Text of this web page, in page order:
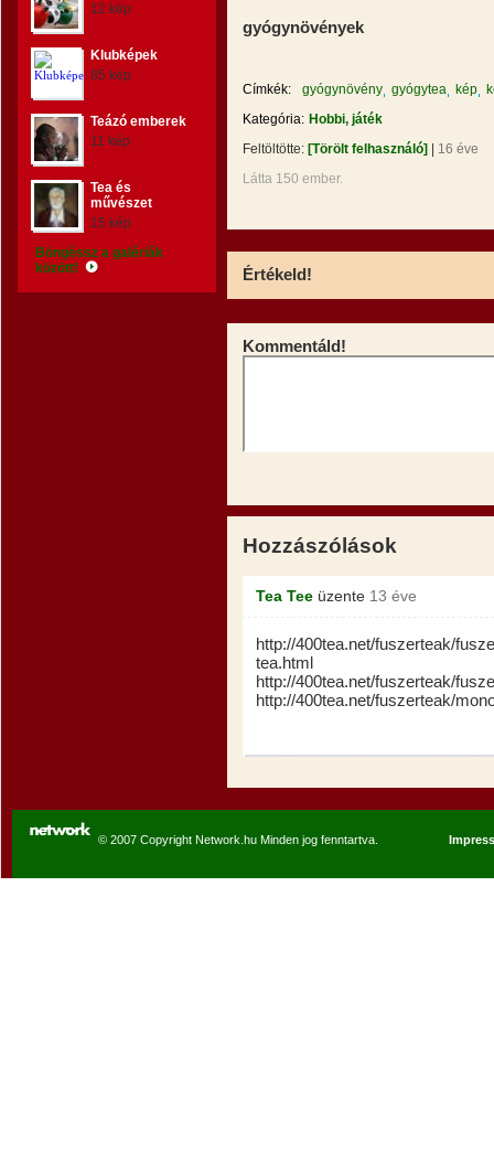
12 kép
Klubképek
85 kép
Teázó emberek
11 kép
Tea és
művészet
15 kép
Böngéssz a galériák
között!
gyógynövények
Címkék: gyógynövény gyógytea kép
Kategória: Hobbi, játék
Feltöltötte: [Törölt felhasználó]
16 éve
Látta 150 ember.
Értékeld!
Kommentáld!
Hozzászólások
Tea Tee üzente 13 éve
http://400tea.net/fuszerteak/
tea.html
http://400tea.net/fuszerteak/
http://400tea.net/fuszerteak/
© 2007 Copyright Network.hu Minden jog fenntartva.